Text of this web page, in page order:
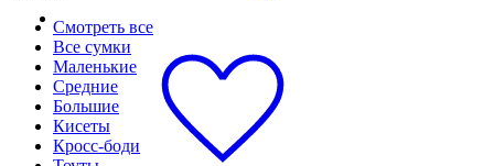
Смотреть все
Все сумки
Маленькие
Средние
Большие
Кисеты
Кросс-боди